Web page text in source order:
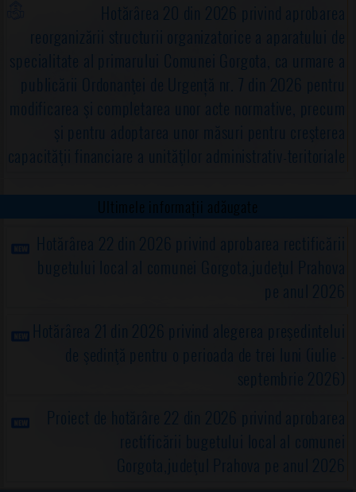
Hotărârea 20 din 2026 privind aprobarea
reorganizării structurii organizatorice a aparatului de
specialitate al primarului Comunei Gorgota, ca urmare a
publicării Ordonanţei de Urgență nr. 7 din 2026 pentru
modificarea şi completarea unor acte normative, precum
şi pentru adoptarea unor măsuri pentru creşterea
capacităţii financiare a unităţilor administrativ-teritoriale
Ultimele informații adăugate
Hotărârea 22 din 2026 privind aprobarea rectificării
bugetului local al comunei Gorgota,judeţul Prahova
pe anul 2026
Hotărârea 21 din 2026 privind alegerea preşedintelui
de şedinţă pentru o perioada de trei luni (iulie -
septembrie 2026)
Proiect de hotărâre 22 din 2026 privind aprobarea
rectificării bugetului local al comunei
Gorgota,judeţul Prahova pe anul 2026